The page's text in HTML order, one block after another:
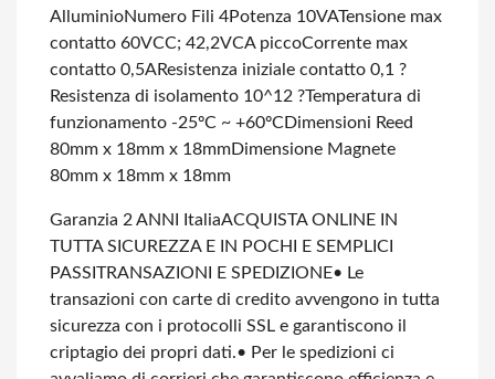
AlluminioNumero Fili 4Potenza 10VATensione max
contatto 60VCC; 42,2VCA piccoCorrente max
contatto 0,5AResistenza iniziale contatto 0,1 ?
Resistenza di isolamento 10^12 ?Temperatura di
funzionamento -25ºC ~ +60ºCDimensioni Reed
80mm x 18mm x 18mmDimensione Magnete
80mm x 18mm x 18mm
Garanzia 2 ANNI ItaliaACQUISTA ONLINE IN
TUTTA SICUREZZA E IN POCHI E SEMPLICI
PASSI TRANSAZIONI E SPEDIZIONE• Le
transazioni con carte di credito avvengono in tutta
sicurezza con i protocolli SSL e garantiscono il
criptagio dei propri dati.• Per le spedizioni ci